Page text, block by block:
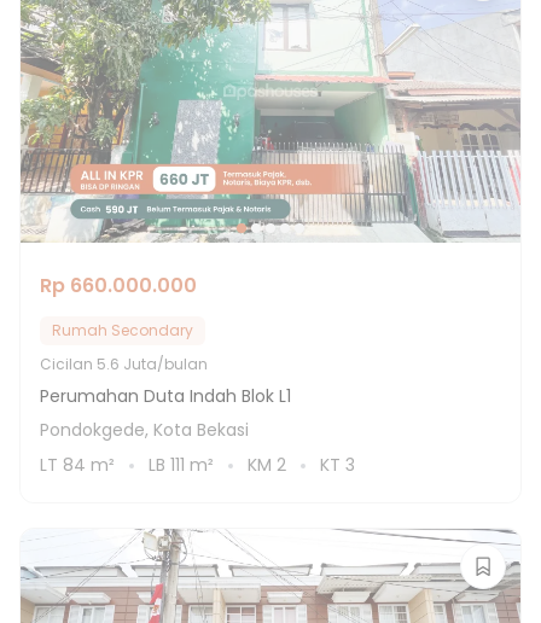
Rp 660.000.000
Rumah Secondary
Cicilan 5.6 Juta/bulan
Perumahan Duta Indah Blok L1
Pondokgede, Kota Bekasi
LT 84 m² LB 111 m² KM 2 KT 3